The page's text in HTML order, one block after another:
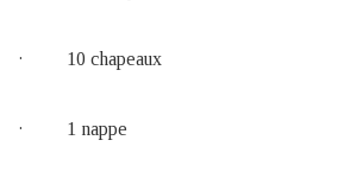
· 10 chapeaux
· 1 nappe